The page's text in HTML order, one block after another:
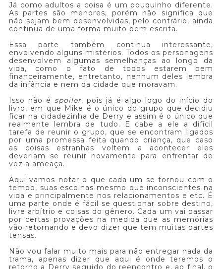
Já como adultos a coisa é um pouquinho diferente.
As partes são menores, porém não significa que
não sejam bem desenvolvidas, pelo contrário, ainda
continua de uma forma muito bem escrita.
Essa parte também continua interessante,
envolvendo alguns mistérios. Todos os personagens
desenvolvem algumas semelhanças ao longo da
vida, como o fato de todos estarem bem
financeiramente, entretanto, nenhum deles lembra
da infância e nem da cidade que moravam.
Isso não éspoiler, pois já é algo logo do início do
livro, em que Mike é o único do grupo que decidiu
ficar na cidadezinha de Derry e assim é o único que
realmente lembra de tudo. E cabe a ele a difícil
tarefa de reunir o grupo, que se encontram ligados
por uma promessa feita quando criança, que caso
as coisas estranhas voltem a acontecer eles
deveriam se reunir novamente para enfrentar de
vez a ameaça.
Aqui vamos notar o que cada um se tornou com o
tempo, suas escolhas mesmo que inconscientes na
vida e principalmente nos relacionamentos e etc. É
uma parte onde é fácil se questionar sobre destino,
livre arbítrio e coisas do gênero. Cada um vai passar
por certas provações na medida que as memórias
vão retornando e devo dizer que tem muitas partes
tensas.
Não vou falar muito mais para não entregar nada da
trama, apenas dizer que aqui é onde teremos o
retorno a Derry seguido do reencontro e, ao final, o